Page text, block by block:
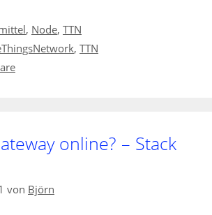
, Node, TTN
, TTN
online? – Stack
von Björn